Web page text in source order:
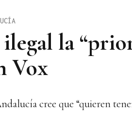
la
Vox
cree que “quieren